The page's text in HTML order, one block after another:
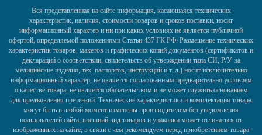
Вся представленная на сайте информация, касающаяся технических
характеристик, наличия, стоимости товаров и сроков поставки, носит
информационный характер и ни при каких условиях не является публичной
офертой, определяемой положениями Статьи 437 ГК РФ. Размещение технических
характеристик товаров, макетов и графических копий документов (сертификатов и
деклараций о соответствии, свидетельств об утверждении типа СИ, Р/У на
медицинские изделия, тех. паспортов, инструкций и т. д.) носит исключительно
информационный характер, не является согласованным предварительно условием
о качестве товара, не является обязательством и не может служить основанием
для предъявления претензий. Технические характеристики и комплектация товара
могут быть в любой момент изменены производителем без уведомления
пользователей сайта, внешний вид товаров и упаковки может отличаться от
изображенных на сайте, в связи с чем рекомендуем перед приобретением товара